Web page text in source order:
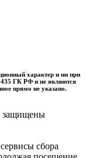
характер и ни при
435 ГК РФ и не являются
прямо не указано.
защищены
сбора